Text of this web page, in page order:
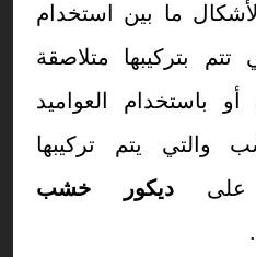
ما بين استخدام
تتم بتركيبها متلاصقة
باستخدام العواميد
والتي يتم تركيبها
علىديكور خشب